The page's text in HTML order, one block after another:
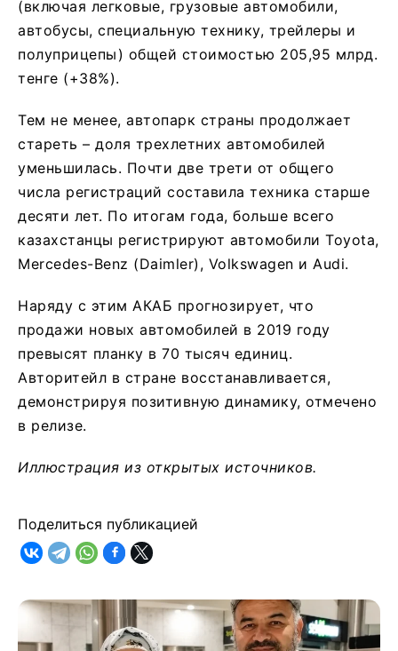
(включая легковые, грузовые автомобили,
автобусы, специальную технику, трейлеры и
полуприцепы) общей стоимостью 205,95 млрд.
тенге (+38%).
Тем не менее, автопарк страны продолжает
стареть – доля трехлетних автомобилей
уменьшилась. Почти две трети от общего
числа регистраций составила техника старше
десяти лет. По итогам года, больше всего
казахстанцы регистрируют автомобили Toyota,
Mercedes-Benz (Daimler), Volkswagen и Audi.
Наряду с этим АКАБ прогнозирует, что
продажи новых автомобилей в 2019 году
превысят планку в 70 тысяч единиц.
Авторитейл в стране восстанавливается,
демонстрируя позитивную динамику, отмечено
в релизе.
Иллюстрация из открытых источников.
Поделиться публикацией